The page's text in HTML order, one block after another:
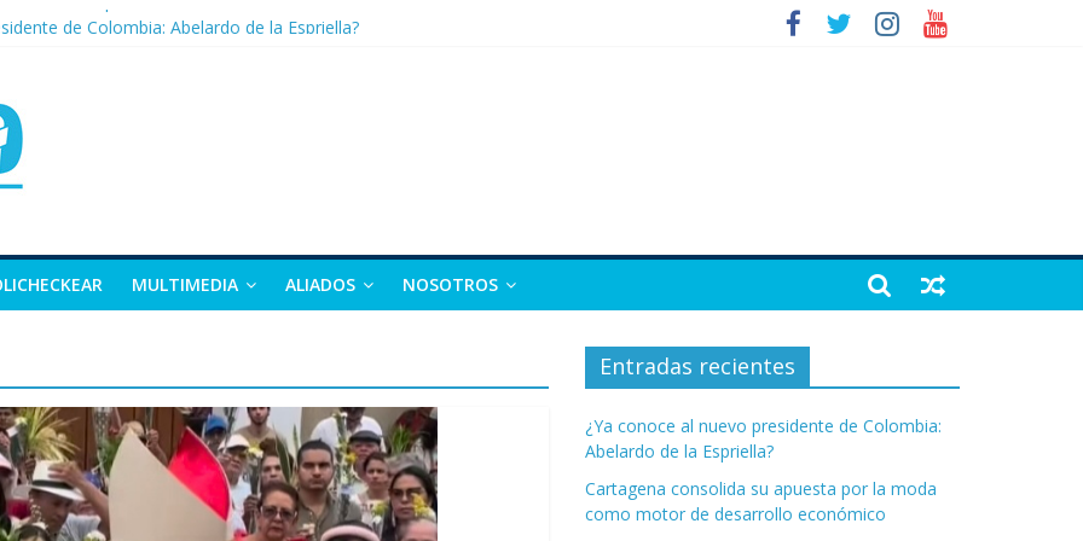
la tierra que vuelve a dar vida
exvicepresidente y figura clave de la política colombiana
y Nariño deja 21 muertos y más de 50 heridos
MULTIMEDIA ALIADOS NOSOTROS
Entradas recientes
¿Ya conoce al nuevo presidente de Colombia:
Abelardo de la Espriella?
Cartagena consolida su apuesta por la moda
como motor de desarrollo económico